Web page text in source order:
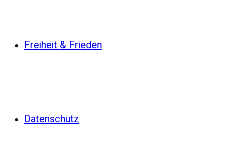
Freiheit & Frieden
Datenschutz